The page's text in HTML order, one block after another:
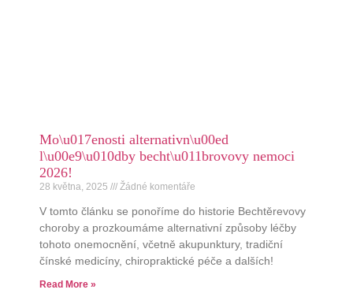
Mo\u017enosti alternativn\u00ed
l\u00e9\u010dby becht\u011brovovy nemoci
2026!
28 května, 2025 Žádné komentáře
V tomto článku se ponoříme do historie Bechtěrevovy
choroby a prozkoumáme alternativní způsoby léčby
tohoto onemocnění, včetně akupunktury, tradiční
čínské medicíny, chiropraktické péče a dalších!
Read More »